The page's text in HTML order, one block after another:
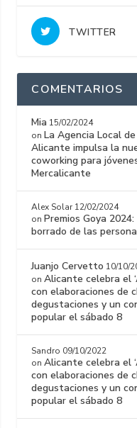
TWITTER
COMENTARIOS
Mia 15/02/2024
on La Agencia Local
Alicante impulsa la
coworking para
Mercalicante
Alex Solar 12/02/2024
on Premios Goya
borrado de las
Juanjo Cervetto 10/10/
onAlicante celebra el
con elaboraciones de
degustaciones y un
popular el sábado 8
Sandro 09/10/2022
onAlicante celebra el
con elaboraciones de
degustaciones y un
popular el sábado 8